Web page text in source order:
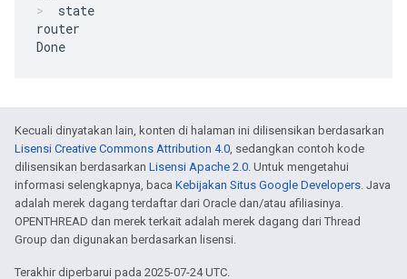
state
router
Kecuali dinyatakan lain, konten di halaman ini dilisensikan berdasarkan
Lisensi Creative Commons Attribution 4.0 , sedangkan contoh kode
dilisensikan berdasarkan Lisensi Apache 2.0 . Untuk mengetahui
informasi selengkapnya, baca Kebijakan Situs Google Developers . Java
adalah merek dagang terdaftar dari Oracle dan/atau afiliasinya.
OPENTHREAD dan merek terkait adalah merek dagang dari Thread
Group dan digunakan berdasarkan lisensi.
Terakhir diperbarui pada 2025-07-24 UTC.